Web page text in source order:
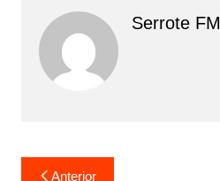
Serrote FM
Navegação
Anterior